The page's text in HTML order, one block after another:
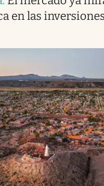
en las inversiones